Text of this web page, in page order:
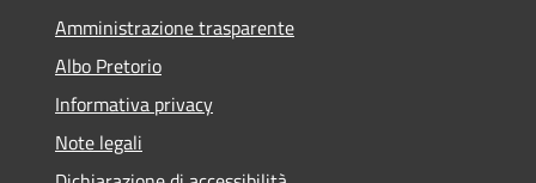
Amministrazione trasparente
Albo Pretorio
Informativa privacy
Note legali